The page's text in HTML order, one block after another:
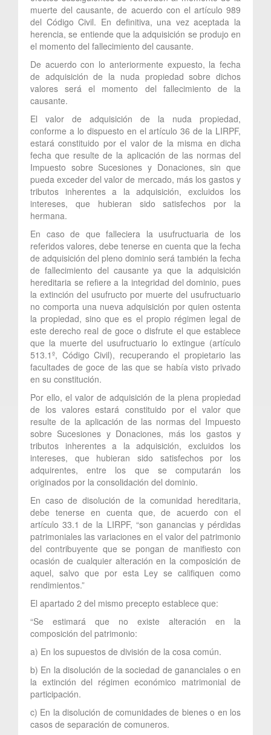
muerte del causante, de acuerdo con el artículo 989
del Código Civil. En definitiva, una vez aceptada la
herencia, se entiende que la adquisición se produjo en
el momento del fallecimiento del causante.
De acuerdo con lo anteriormente expuesto, la fecha
de adquisición de la nuda propiedad sobre dichos
valores será el momento del fallecimiento de la
causante.
El valor de adquisición de la nuda propiedad,
conforme a lo dispuesto en el artículo 36 de la LIRPF,
estará constituido por el valor de la misma en dicha
fecha que resulte de la aplicación de las normas del
Impuesto sobre Sucesiones y Donaciones, sin que
pueda exceder del valor de mercado, más los gastos y
tributos inherentes a la adquisición, excluidos los
intereses, que hubieran sido satisfechos por la
hermana.
En caso de que falleciera la usufructuaria de los
referidos valores, debe tenerse en cuenta que la fecha
de adquisición del pleno dominio será también la fecha
de fallecimiento del causante ya que la adquisición
hereditaria se refiere a la integridad del dominio, pues
la extinción del usufructo por muerte del usufructuario
no comporta una nueva adquisición por quien ostenta
la propiedad, sino que es el propio régimen legal de
este derecho real de goce o disfrute el que establece
que la muerte del usufructuario lo extingue (artículo
513.1º, Código Civil), recuperando el propietario las
facultades de goce de las que se había visto privado
en su constitución.
Por ello, el valor de adquisición de la plena propiedad
de los valores estará constituido por el valor que
resulte de la aplicación de las normas del Impuesto
sobre Sucesiones y Donaciones, más los gastos y
tributos inherentes a la adquisición, excluidos los
intereses, que hubieran sido satisfechos por los
adquirentes, entre los que se computarán los
originados por la consolidación del dominio.
En caso de disolución de la comunidad hereditaria,
debe tenerse en cuenta que, de acuerdo con el
artículo 33.1 de la LIRPF, “son ganancias y pérdidas
patrimoniales las variaciones en el valor del patrimonio
del contribuyente que se pongan de manifiesto con
ocasión de cualquier alteración en la composición de
aquel, salvo que por esta Ley se califiquen como
rendimientos.”
El apartado 2 del mismo precepto establece que:
“Se estimará que no existe alteración en la
composición del patrimonio:
a) En los supuestos de división de la cosa común.
b) En la disolución de la sociedad de gananciales o en
la extinción del régimen económico matrimonial de
participación.
c) En la disolución de comunidades de bienes o en los
casos de separación de comuneros.